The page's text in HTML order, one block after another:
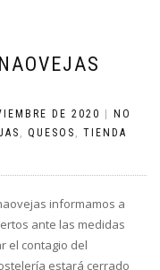
DE 2020 | NO
QUESOS
TIENDA
informamos a
ante las medidas
el contagio del
estará cerrado